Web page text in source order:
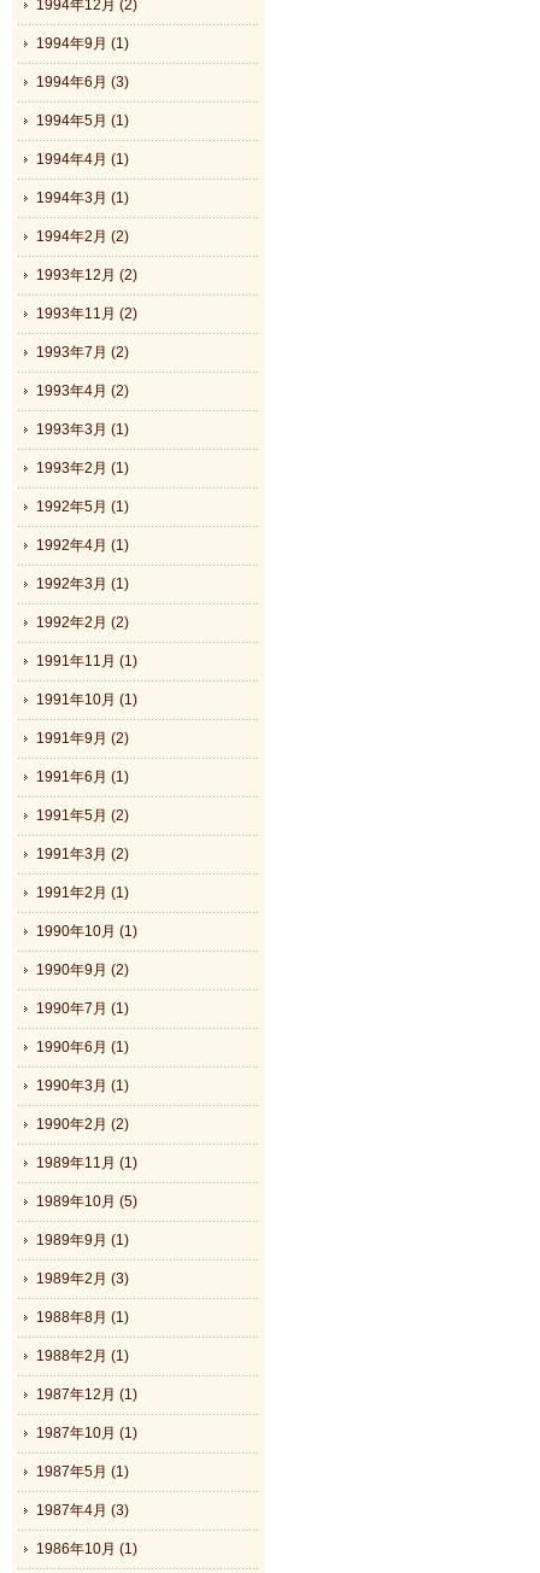
1994年12月 (2)
1994年9月 (1)
1994年6月 (3)
1994年5月 (1)
1994年4月 (1)
1994年3月 (1)
1994年2月 (2)
1993年12月 (2)
1993年11月 (2)
1993年7月 (2)
1993年4月 (2)
1993年3月 (1)
1993年2月 (1)
1992年5月 (1)
1992年4月 (1)
1992年3月 (1)
1992年2月 (2)
1991年11月 (1)
1991年10月 (1)
1991年9月 (2)
1991年6月 (1)
1991年5月 (2)
1991年3月 (2)
1991年2月 (1)
1990年10月 (1)
1990年9月 (2)
1990年7月 (1)
1990年6月 (1)
1990年3月 (1)
1990年2月 (2)
1989年11月 (1)
1989年10月 (5)
1989年9月 (1)
1989年2月 (3)
1988年8月 (1)
1988年2月 (1)
1987年12月 (1)
1987年10月 (1)
1987年5月 (1)
1987年4月 (3)
1986年10月 (1)